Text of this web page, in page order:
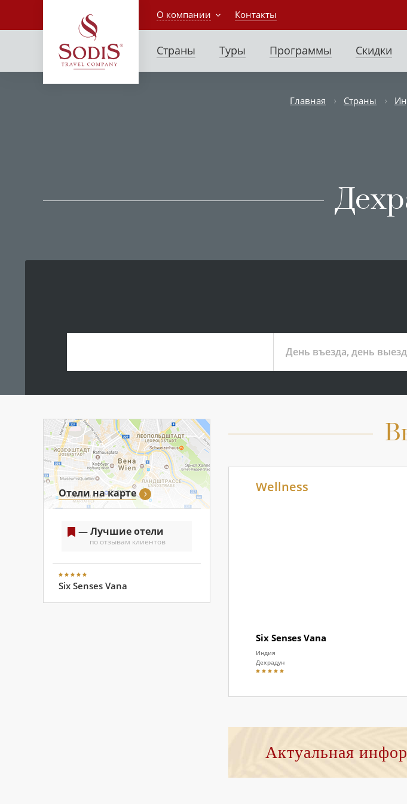
О компании Контакты
Страны Туры Программы Скидки
Главная Страны
День въезда, день
Отели на карте
— Лучшие отели
по отзывам клиентов
Six Senses Vana
Wellness
Six Senses Vana
Индия
Дехрадун
Актуальная